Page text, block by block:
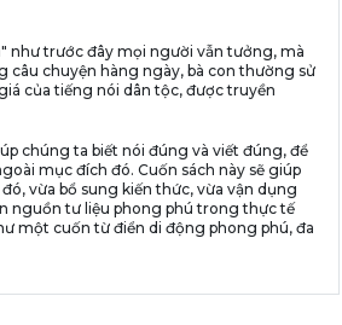
như trước đây mọi người vẫn tưởng, mà
câu chuyện hàng ngày, bà con thường sử
của tiếng nói dân tộc, được truyền
chúng ta biết nói đúng và viết đúng, để
mục đích đó. Cuốn sách này sẽ giúp
vừa bổ sung kiến thức, vừa vận dụng
nguồn tư liệu phong phú trong thực tế
một cuốn từ điển di động phong phú, đa